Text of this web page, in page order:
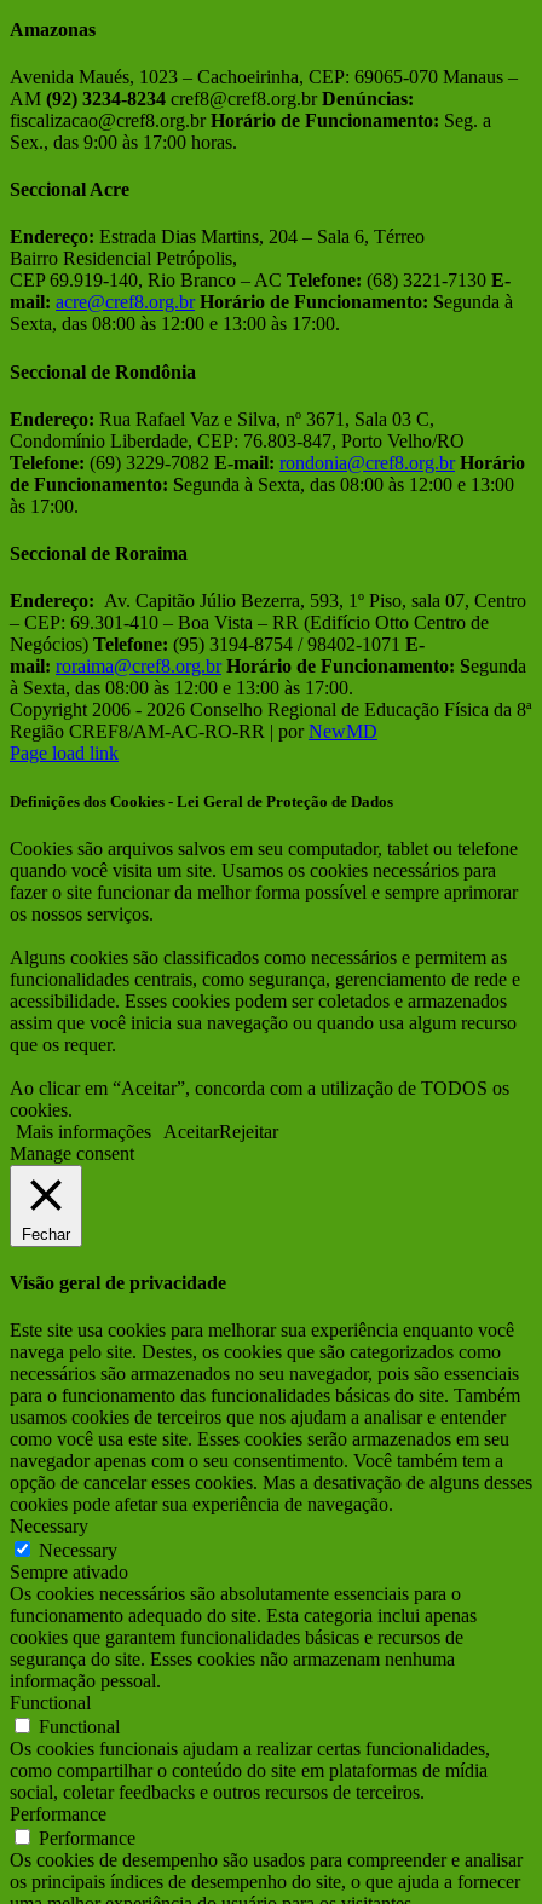
Amazonas
Avenida Maués, 1023 – Cachoeirinha, CEP: 69065-070 Manaus –
AM (92) 3234-8234 cref8@cref8.org.br Denúncias:
fiscalizacao@cref8.org.br Horário de Funcionamento: Seg. a
Sex., das 9:00 às 17:00 horas.
Seccional Acre
Endereço: Estrada Dias Martins, 204 – Sala 6, Térreo
Bairro Residencial Petrópolis,
CEP 69.919-140, Rio Branco – AC Telefone: (68) 3221-7130 E-
mail: acre@cref8.org.br Horário de Funcionamento: Segunda à
Sexta, das 08:00 às 12:00 e 13:00 às 17:00.
Seccional de Rondônia
Endereço: Rua Rafael Vaz e Silva, nº 3671, Sala 03 C,
Condomínio Liberdade, CEP: 76.803-847, Porto Velho/RO
Telefone: (69) 3229-7082 E-mail: rondonia@cref8.org.br Horário
de Funcionamento: Segunda à Sexta, das 08:00 às 12:00 e 13:00
às 17:00.
Seccional de Roraima
Endereço: Av. Capitão Júlio Bezerra, 593, 1º Piso, sala 07, Centro
– CEP: 69.301-410 – Boa Vista – RR (Edifício Otto Centro de
Negócios) Telefone: (95) 3194-8754 / 98402-1071 E-
mail: roraima@cref8.org.br Horário de Funcionamento: Segunda
à Sexta, das 08:00 às 12:00 e 13:00 às 17:00.
Copyright 2006 - 2026 Conselho Regional de Educação Física da 8ª
Região CREF8/AM-AC-RO-RR | porNewMD
Facebook
Instagram
Page load link
Definições dos Cookies - Lei Geral de Proteção de Dados
Cookies são arquivos salvos em seu computador, tablet ou telefone
quando você visita um site. Usamos os cookies necessários para
fazer o site funcionar da melhor forma possível e sempre aprimorar
os nossos serviços.
Alguns cookies são classificados como necessários e permitem as
funcionalidades centrais, como segurança, gerenciamento de rede e
acessibilidade. Esses cookies podem ser coletados e armazenados
assim que você inicia sua navegação ou quando usa algum recurso
que os requer.
Ao clicar em “Aceitar”, concorda com a utilização de TODOS os
cookies.
Mais informações
AceitarRejeitar
Manage consent
Fechar
Visão geral de privacidade
Este site usa cookies para melhorar sua experiência enquanto você
navega pelo site. Destes, os cookies que são categorizados como
necessários são armazenados no seu navegador, pois são essenciais
para o funcionamento das funcionalidades básicas do site. Também
usamos cookies de terceiros que nos ajudam a analisar e entender
como você usa este site. Esses cookies serão armazenados em seu
navegador apenas com o seu consentimento. Você também tem a
opção de cancelar esses cookies. Mas a desativação de alguns desses
cookies pode afetar sua experiência de navegação.
Necessary
Necessary
Sempre ativado
Os cookies necessários são absolutamente essenciais para o
funcionamento adequado do site. Esta categoria inclui apenas
cookies que garantem funcionalidades básicas e recursos de
segurança do site. Esses cookies não armazenam nenhuma
informação pessoal.
Functional
Functional
Os cookies funcionais ajudam a realizar certas funcionalidades,
como compartilhar o conteúdo do site em plataformas de mídia
social, coletar feedbacks e outros recursos de terceiros.
Performance
Performance
Os cookies de desempenho são usados para compreender e analisar
os principais índices de desempenho do site, o que ajuda a fornecer